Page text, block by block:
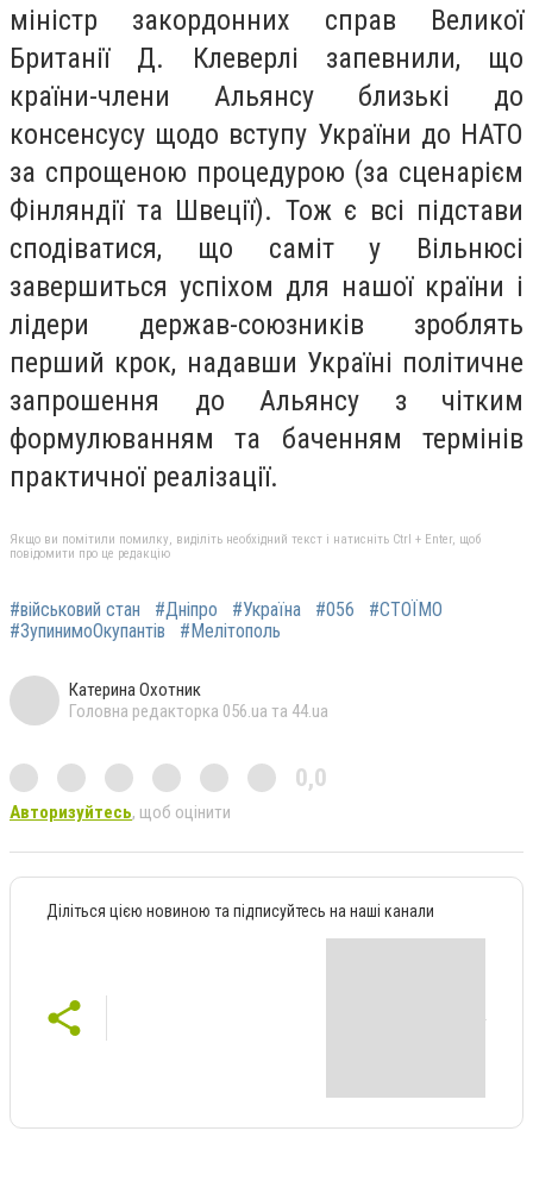
міністр закордонних справ Великої
Британії Д. Клеверлі запевнили, що
країни-члени Альянсу близькі до
консенсусу щодо вступу України до НАТО
за спрощеною процедурою (за сценарієм
Фінляндії та Швеції). Тож є всі підстави
сподіватися, що саміт у Вільнюсі
завершиться успіхом для нашої країни і
лідери держав-союзників зроблять
перший крок, надавши Україні політичне
запрошення до Альянсу з чітким
формулюванням та баченням термінів
практичної реалізації.
Якщо ви помітили помилку, виділіть необхідний текст і натисніть Ctrl + Enter, щоб
повідомити про це редакцію
#військовий стан #Дніпро #Україна #056
#СТОЇМО
#ЗупинимоОкупантів
#Мелітополь
Катерина Охотник
Головна редакторка 056.ua та 44.ua
0,0
Авторизуйтесь, щоб оцінити
Діліться цією новиною та підписуйтесь на наші канали